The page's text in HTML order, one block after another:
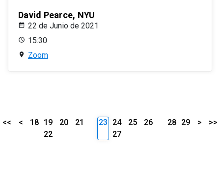
David Pearce, NYU
22 de Junio de 2021
15:30
Zoom
<< < 18 19 20
21
22
23 24 25
26
27
28 29 > >>